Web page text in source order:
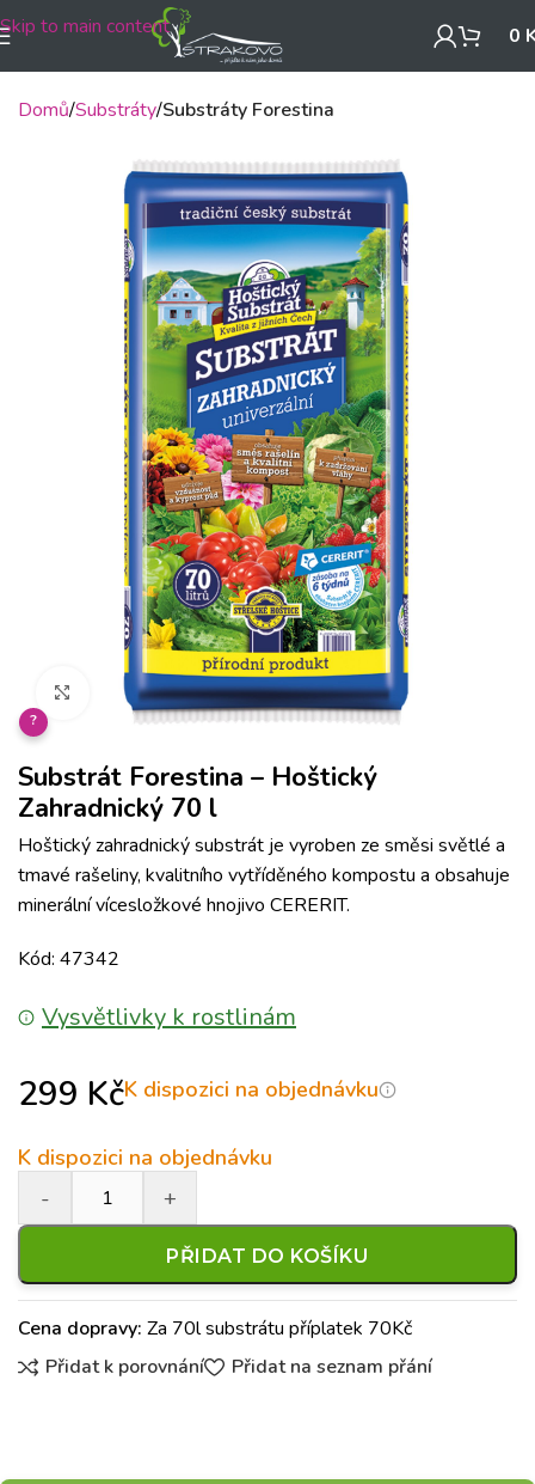
Skip to main content 0
Domů Substráty Substráty Forestina
Klikněte pro zvětšení
?
Substrát Forestina – Hoštický
Zahradnický 70 l
Hoštický zahradnický substrát je vyroben ze směsi světlé a
tmavé rašeliny, kvalitního vytříděného kompostu a obsahuje
minerální vícesložkové hnojivo CERERIT.
Kód: 47342
Vysvětlivky k rostlinám
299 KčK dispozici na objednávku
K dispozici na objednávku
PŘIDAT DO KOŠÍKU
Cena dopravy: Za 70l substrátu příplatek 70Kč
Přidat k porovnání
Přidat na seznam přání